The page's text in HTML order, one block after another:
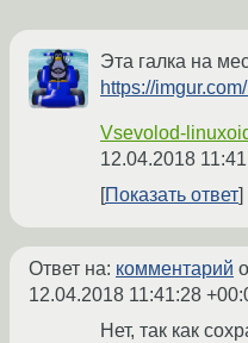
Эта галка на
https://
Vsevolod-
12.04.2018
Показать ответ
Ответ на: комментарий
12.04.2018 11:41:28
Нет, так как